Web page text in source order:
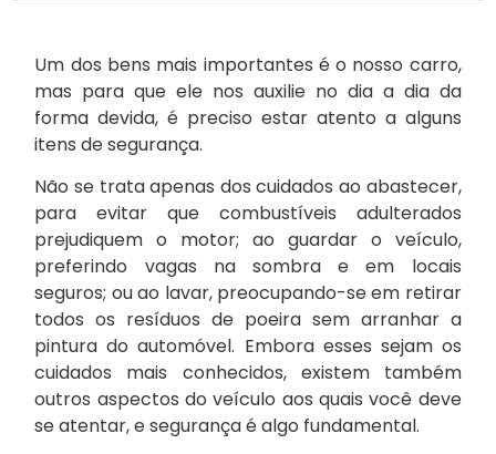
Um dos bens mais importantes é o nosso carro,
mas para que ele nos auxilie no dia a dia da
forma devida, é preciso estar atento a alguns
itens de segurança.
Não se trata apenas dos cuidados ao abastecer,
para evitar que combustíveis adulterados
prejudiquem o motor; ao guardar o veículo,
preferindo vagas na sombra e em locais
seguros; ou ao lavar, preocupando-se em retirar
todos os resíduos de poeira sem arranhar a
pintura do automóvel. Embora esses sejam os
cuidados mais conhecidos, existem também
outros aspectos do veículo aos quais você deve
se atentar, e segurança é algo fundamental.